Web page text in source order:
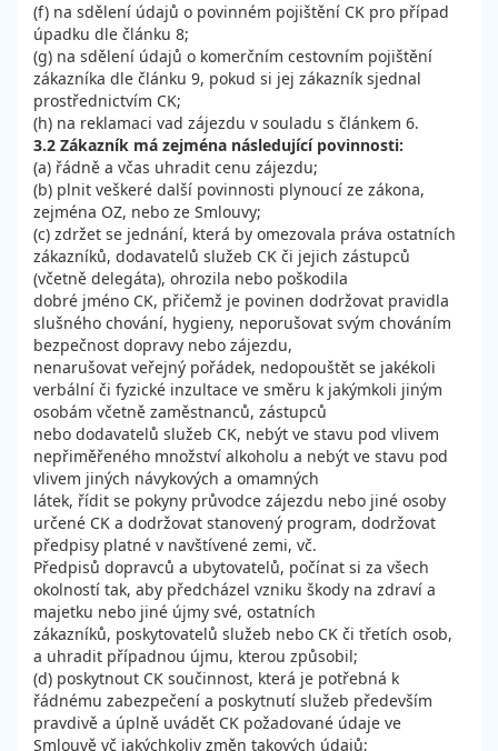
(f) na sdělení údajů o povinném pojištění CK pro případ
úpadku dle článku 8;
(g) na sdělení údajů o komerčním cestovním pojištění
zákazníka dle článku 9, pokud si jej zákazník sjednal
prostřednictvím CK;
(h) na reklamaci vad zájezdu v souladu s článkem 6.
3.2 Zákazník má zejména následující povinnosti:
(a) řádně a včas uhradit cenu zájezdu;
(b) plnit veškeré další povinnosti plynoucí ze zákona,
zejména OZ, nebo ze Smlouvy;
(c) zdržet se jednání, která by omezovala práva ostatních
zákazníků, dodavatelů služeb CK či jejich zástupců
(včetně delegáta), ohrozila nebo poškodila
dobré jméno CK, přičemž je povinen dodržovat pravidla
slušného chování, hygieny, neporušovat svým chováním
bezpečnost dopravy nebo zájezdu,
nenarušovat veřejný pořádek, nedopouštět se jakékoli
verbální či fyzické inzultace ve směru k jakýmkoli jiným
osobám včetně zaměstnanců, zástupců
nebo dodavatelů služeb CK, nebýt ve stavu pod vlivem
nepřiměřeného množství alkoholu a nebýt ve stavu pod
vlivem jiných návykových a omamných
látek, řídit se pokyny průvodce zájezdu nebo jiné osoby
určené CK a dodržovat stanovený program, dodržovat
předpisy platné v navštívené zemi, vč.
Předpisů dopravců a ubytovatelů, počínat si za všech
okolností tak, aby předcházel vzniku škody na zdraví a
majetku nebo jiné újmy své, ostatních
zákazníků, poskytovatelů služeb nebo CK či třetích osob,
a uhradit případnou újmu, kterou způsobil;
(d) poskytnout CK součinnost, která je potřebná k
řádnému zabezpečení a poskytnutí služeb především
pravdivě a úplně uvádět CK požadované údaje ve
Smlouvě vč jakýchkoliv změn takových údajů;